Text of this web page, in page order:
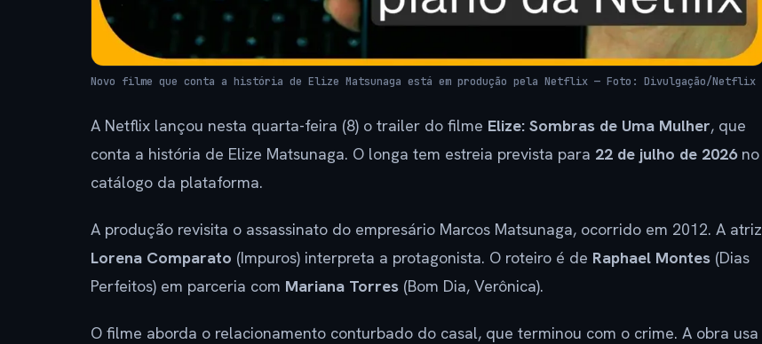
Novo filme que conta a história de Elize Matsunaga está em produção pela Netflix — Foto: Divulgação/Netflix
A Netflix lançou nesta quarta-feira (8) o trailer do filme Elize: Sombras de Uma Mulher, que
conta a história de Elize Matsunaga. O longa tem estreia prevista para 22 de julho de 2026no
catálogo da plataforma.
A produção revisita o assassinato do empresário Marcos Matsunaga, ocorrido em 2012. A atriz
Lorena Comparato (Impuros) interpreta a protagonista. O roteiro é de Raphael Montes (Dias
Perfeitos) em parceria com Mariana Torres (Bom Dia, Verônica).
O filme aborda o relacionamento conturbado do casal, que terminou com o crime. A obra usa